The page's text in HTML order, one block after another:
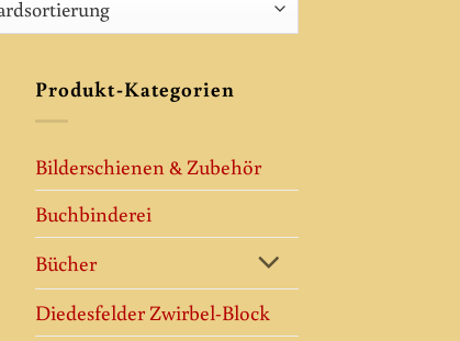
Produkt-Kategorien
Bilderschienen & Zubehör
Buchbinderei
Bücher
Diedesfelder Zwirbel-Block